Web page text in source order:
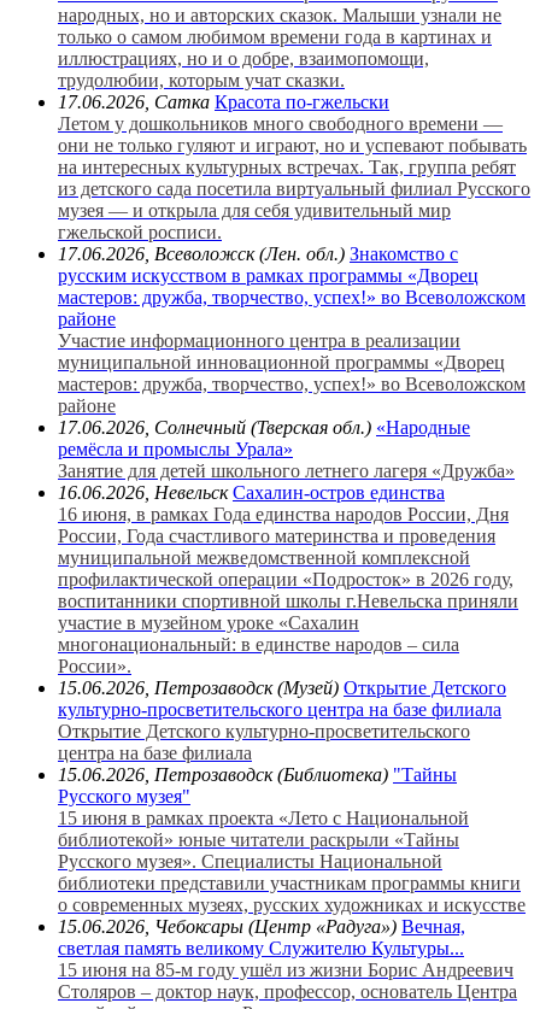
народных, но и авторских сказок. Малыши узнали не
только о самом любимом времени года в картинах и
иллюстрациях, но и о добре, взаимопомощи,
трудолюбии, которым учат сказки.
17.06.2026, Сатка Красота по-гжельски
Летом у дошкольников много свободного времени —
они не только гуляют и играют, но и успевают побывать
на интересных культурных встречах. Так, группа ребят
из детского сада посетила виртуальный филиал Русского
музея — и открыла для себя удивительный мир
гжельской росписи.
17.06.2026, Всеволожск (Лен. обл.) Знакомство с
русским искусством в рамках программы «Дворец
мастеров: дружба, творчество, успех!» во Всеволожском
районе
Участие информационного центра в реализации
муниципальной инновационной программы «Дворец
мастеров: дружба, творчество, успех!» во Всеволожском
районе
17.06.2026, Солнечный (Тверская обл.) «Народные
ремёсла и промыслы Урала»
Занятие для детей школьного летнего лагеря «Дружба»
16.06.2026, НевельскСахалин-остров единства
16 июня, в рамках Года единства народов России, Дня
России, Года счастливого материнства и проведения
муниципальной межведомственной комплексной
профилактической операции «Подросток» в 2026 году,
воспитанники спортивной школы г.Невельска приняли
участие в музейном уроке «Сахалин
многонациональный: в единстве народов – сила
России».
15.06.2026, Петрозаводск (Музей) Открытие Детского
культурно-просветительского центра на базе филиала
Открытие Детского культурно-просветительского
центра на базе филиала
15.06.2026, Петрозаводск (Библиотека) "Тайны
Русского музея"
15 июня в рамках проекта «Лето с Национальной
библиотекой» юные читатели раскрыли «Тайны
Русского музея». Специалисты Национальной
библиотеки представили участникам программы книги
о современных музеях, русских художниках и искусстве
15.06.2026, Чебоксары (Центр «Радуга») Вечная,
светлая память великому Служителю Культуры...
15 июня на 85-м году ушёл из жизни Борис Андреевич
Столяров – доктор наук, профессор, основатель Центра